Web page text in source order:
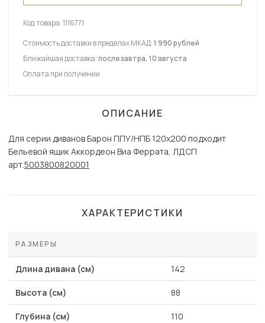
Код товара:1116771
Стоимость доставки в пределах МКАД:1 990 рублей
Ближайшая доставка:послезавтра, 10 августа
Оплата при получении
ОПИСАНИЕ
Для серии диванов Барон ППУ/НПБ 120х200 подходит
Бельевой ящик Аккордеон Виа Феррата, ЛДСП
арт.5003800820001
ХАРАКТЕРИСТИКИ
РАЗМЕРЫ
Длина дивана (см) 142
Высота (см) 88
Глубина (см) 110